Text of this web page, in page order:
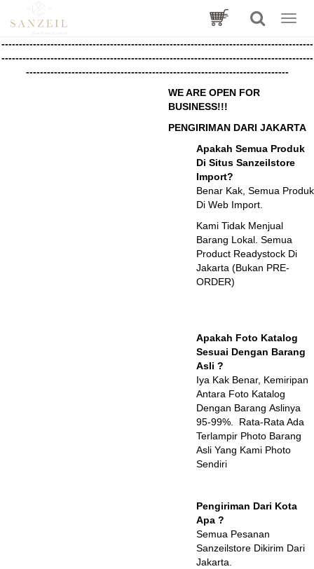
Toggle
-----------------------------------------------------------------------------------------
-----------------------------------------------------------------------------------------
---------------------------------------------------------------------------
WE ARE OPEN FOR
BUSINESS!!!
PENGIRIMAN DARI JAKARTA
Apakah Semua Produk
Di Situs Sanzeilstore
Import?
Benar Kak, Semua Produk
Di Web Import.
Kami Tidak Menjual
Barang Lokal. Semua
Product Readystock Di
Jakarta (Bukan PRE-
ORDER)
Apakah Foto Katalog
Sesuai Dengan Barang
Asli ?
Iya Kak Benar, Kemiripan
Antara Foto Katalog
Dengan Barang Aslinya
95-99%. Rata-Rata Ada
Terlampir Photo Barang
Asli Yang Kami Photo
Sendiri
Pengiriman Dari Kota
Apa ?
Semua Pesanan
Sanzeilstore Dikirim Dari
Jakarta.